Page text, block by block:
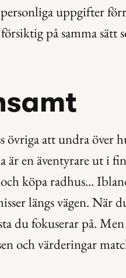
uppgifter
på samma sätt
övriga att undra över
en äventyrare ut i
köpa radhus...
längs vägen. När
du fokuserar på.
och värderingar